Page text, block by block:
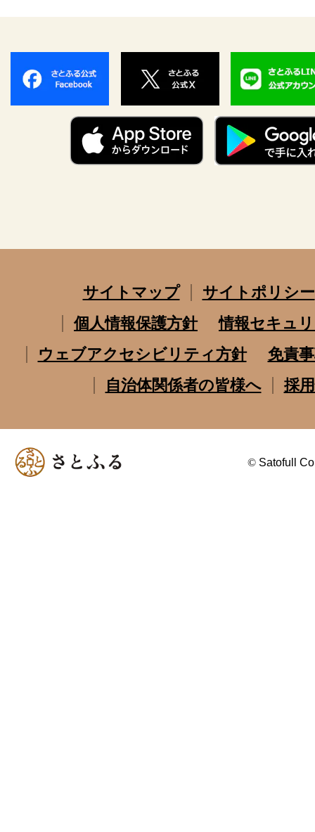
サイトマップ
サイトポリシー
個人情報保護方針
情報セキュ
ウェブアクセシビリティ方針
免責
自治体関係者の皆様へ
採
© Satofull